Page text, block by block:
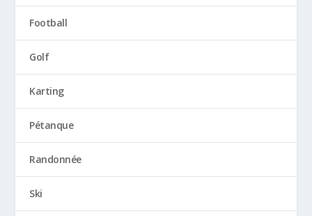
Football
Golf
Karting
Pétanque
Randonnée
Ski